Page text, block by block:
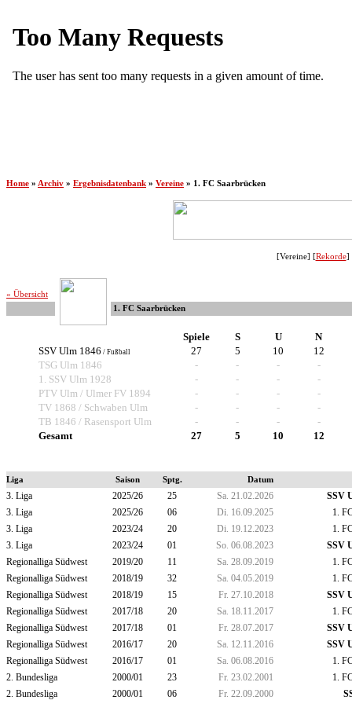
Home » Archiv » Ergebnisdatenbank » Vereine » 1. FC Saarbrücken
[Vereine] [Rekorde]
« Übersicht
1. FC Saarbrücken
Spiele S U
N
SSV Ulm 1846 / Fußball 27 5 10
12
TSG Ulm 1846
- - -
-
1. SSV Ulm 1928
- - -
-
PTV Ulm / Ulmer FV 1894
- - -
-
TV 1868 / Schwaben Ulm
- - -
-
TB 1846 / Rasensport Ulm
- - -
-
Gesamt
27 5 10 12
Liga Saison Sptg. Datum
3. Liga 2025/26 25 Sa. 21.02.2026
SSV
3. Liga
2025/26 06 Di. 16.09.2025
1.
3. Liga
2023/24 20 Di. 19.12.2023
1.
3. Liga
2023/24 01 So. 06.08.2023
SSV
Regionalliga Südwest
2019/20 11 Sa. 28.09.2019
1.
Regionalliga Südwest
2018/19 32 Sa. 04.05.2019
1.
Regionalliga Südwest
2018/19 15 Fr. 27.10.2018
SSV
Regionalliga Südwest
2017/18 20 Sa. 18.11.2017
1.
Regionalliga Südwest
2017/18 01 Fr. 28.07.2017
SSV
Regionalliga Südwest
2016/17 20 Sa. 12.11.2016
SSV
Regionalliga Südwest
2016/17 01 Sa. 06.08.2016
1.
2. Bundesliga
2000/01 23 Fr. 23.02.2001
1.
2. Bundesliga
2000/01 06 Fr. 22.09.2000